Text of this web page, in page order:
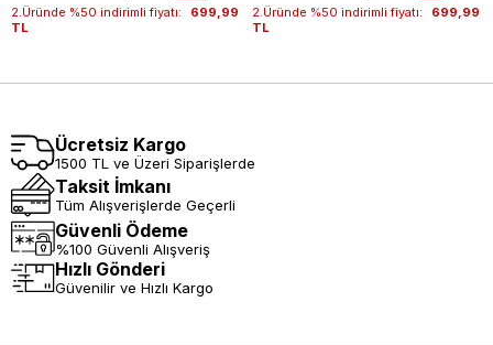
2.Üründe %50 indirimli fiyatı:
699,99
TL
2.Üründe %50 indirimli fiyatı:
699,99
TL
Ücretsiz Kargo
1500 TL ve Üzeri Siparişlerde
Taksit İmkanı
Tüm Alışverişlerde Geçerli
Güvenli Ödeme
%100 Güvenli Alışveriş
Hızlı Gönderi
Güvenilir ve Hızlı Kargo